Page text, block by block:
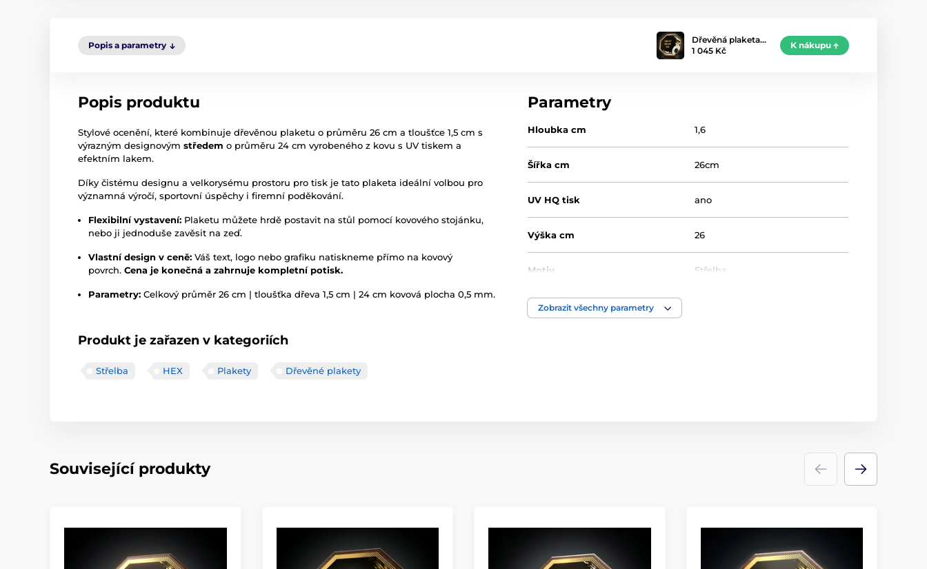
Popis a parametry
Dřevěná plaketa…
1 045 Kč
K nákupu
Popis produktu
Stylové ocenění, které kombinuje dřevěnou plaketu o průměru 26 cm a tloušťce 1,5 cm s
výrazným designovým středem o průměru 24 cm vyrobeného z kovu s UV tiskem a
efektním lakem.
Díky čistému designu a velkorysému prostoru pro tisk je tato plaketa ideální volbou pro
významná výročí, sportovní úspěchy i firemní poděkování.
Flexibilní vystavení: Plaketu můžete hrdě postavit na stůl pomocí kovového stojánku,
nebo ji jednoduše zavěsit na zeď.
Vlastní design v ceně: Váš text, logo nebo grafiku natiskneme přímo na kovový
povrch. Cena je konečná a zahrnuje kompletní potisk.
Parametry: Celkový průměr 26 cm | tloušťka dřeva 1,5 cm | 24 cm kovová plocha 0,5 mm.
Produkt je zařazen v kategoriích
Střelba HEX Plakety Dřevěné plakety
Parametry
Hloubka cm 1,6
Šířka cm 26cm
UV HQ tisk ano
Výška cm 26
Motiv Střelba
Produktová řada
Zobrazit všechny parametry
Související produkty